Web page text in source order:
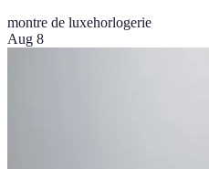
montre de luxehorlogerie
Aug 8